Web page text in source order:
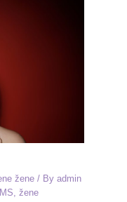
žene / Byadmin
,žene